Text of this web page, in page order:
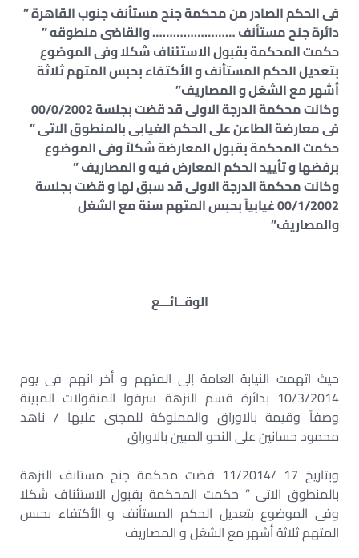
فى الحكم الصادر من محكمة جنح مستأنف جنوب القاهرة ”
دائرة جنح مستأنف …………………… والقاضى منطوقه ”
حكمت المحكمة بقبول الاستئناف شكلا وفى الموضوع
بتعديل الحكم المستأنف و الأكتفاء بحبس المتهم ثلاثة
أشهر مع الشغل و المصاريف”
وكانت محكمة الدرجة الاولى قد قضت بجلسة 00/0/2002
فى معارضة الطاعن على الحكم الغيابى بالمنطوق الاتى ”
حكمت المحكمة بقبول المعارضة شكلاً وفى الموضوع
برفضها و تأييد الحكم المعارض فيه و المصاريف ”
وكانت محكمة الدرجة الاولى قد سبق لها و قضت بجلسة
00/1/2002 غيابياً بحبس المتهم سنة مع الشغل
والمصاريف”
الوقــائـــع
حيث اتهمت النيابة العامة إلى المتهم و أخر انهم فى يوم
10/3/2014 بدائرة قسم النزهة سرقوا المنقولات المبينة
وصفاً وقيمة بالاوراق والمملوكة للمجنى عليها / ناهد
محمود حسانين على النحو المبين بالاوراق
وبتاريخ 17 /11/2014 فضت محكمة جنح مستانف النزهة
بالمنطوق الاتى ” حكمت المحكمة بقبول الاستئناف شكلا
وفى الموضوع بتعديل الحكم المستأنف و الأكتفاء بحبس
المتهم ثلاثة أشهر مع الشغل و المصاريف